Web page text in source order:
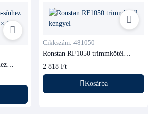
Cikkszám: 481050
Ronstan RF1050 trimmkötél
2 818 Ft
Kosárba